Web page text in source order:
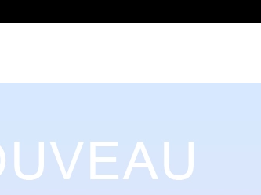
LES E-LIQUIDES
NATUREL
Toutes les marques
Eleaf, Aspire,
Smok, Innokin, Joyetech ...
VOS AVANTAGES
Livraison offerte